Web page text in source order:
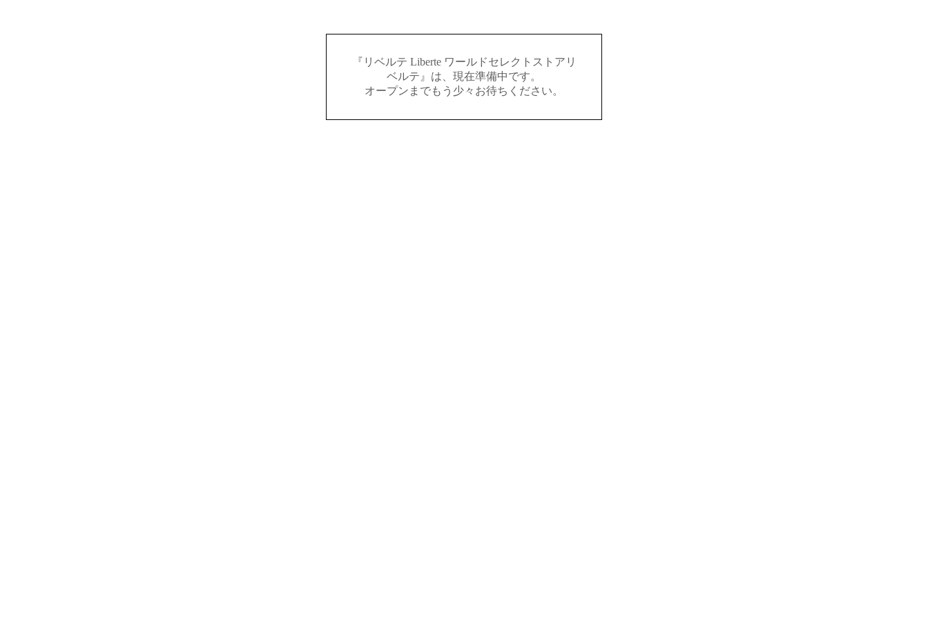
『リベルテ Liberte ワールドセレクトストアリ
ベルテ』は、現在準備中です。
オープンまでもう少々お待ちください。